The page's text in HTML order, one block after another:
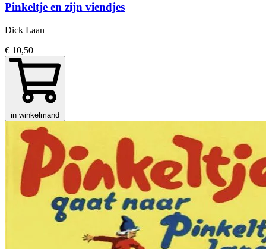
Pinkeltje en zijn viendjes
Dick Laan
€ 10,50
in winkelmand